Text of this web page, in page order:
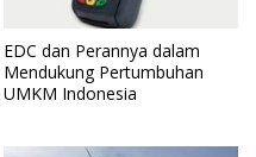
EDC dan Perannya dalam
Mendukung Pertumbuhan
UMKM Indonesia